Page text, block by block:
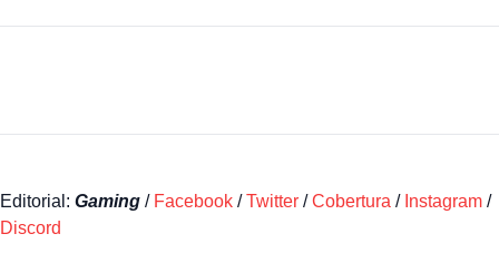
Editorial: Gaming / Facebook /Twitter /Cobertura / Instagram /
Discord